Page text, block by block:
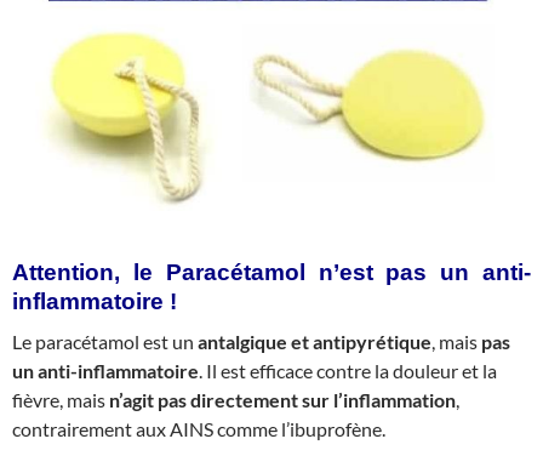
Attention, le Paracétamol n’est pas un anti-
inflammatoire !
Le paracétamol est un antalgique et antipyrétique, mais pas
un anti-inflammatoire. Il est efficace contre la douleur et la
fièvre, mais n’agit pas directement sur l’inflammation,
contrairement aux AINS comme l’ibuprofène.